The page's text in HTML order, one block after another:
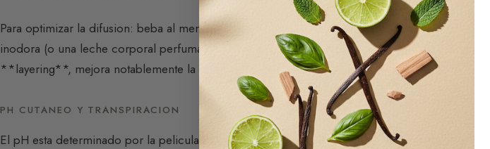
Para optimizar la difusion: beba al menos 1 litro de agua al dia y aplique regularmente una
inodora (o una leche corporal perfumada) en los puntos de pulsacion antes de vaporizar. Esta
**layering**, mejora notablemente la duracion del perfume.
PH CUTANEO Y TRANSPIRACION
El pH esta determinado por la pelicula hidrolipidica (agua + sebo). Una piel flexible y